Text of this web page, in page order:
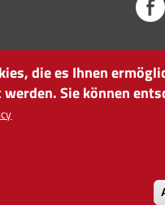
die es Ihnen
Sie können